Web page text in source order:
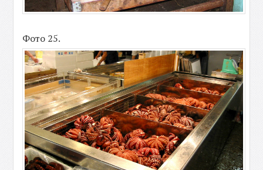
Фото 25.